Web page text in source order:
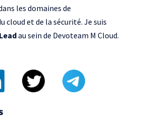
les domaines de
cloud et de la sécurité. Je suis
au sein de Devoteam M Cloud.